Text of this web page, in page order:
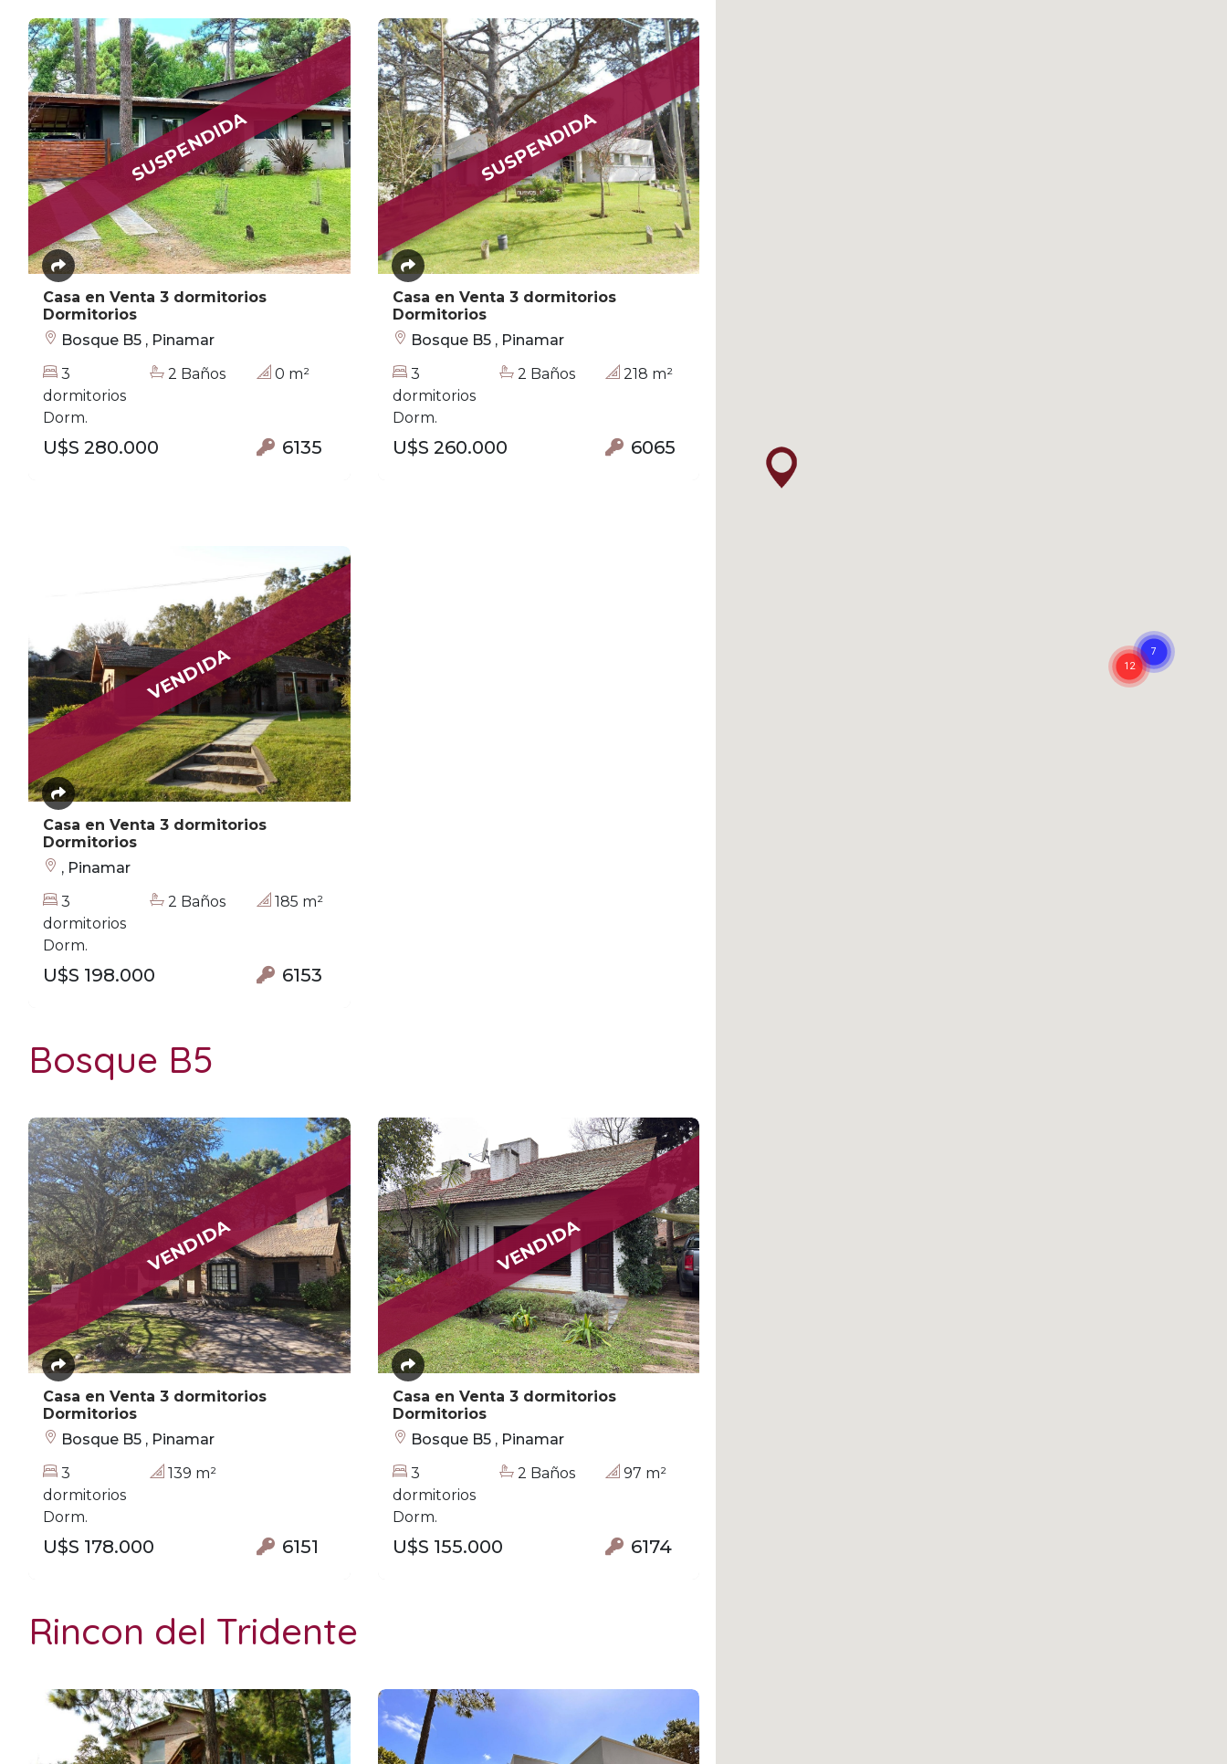
SUSPENDIDA
Casa en Venta 3 dormitorios
Dormitorios
Bosque B5 , Pinamar
3
dormitorios
Dorm.
2 Baños 0 m²
U$S 280.000 6135
SUSPENDIDA
Casa en Venta 3 dormitorios
Dormitorios
Bosque B5 , Pinamar
3
dormitorios
Dorm.
2 Baños 218 m²
U$S 260.000 6065
VENDIDA
Casa en Venta 3 dormitorios
Dormitorios
, Pinamar
3
dormitorios
Dorm.
2 Baños 185 m²
U$S 198.000 6153
Bosque B5
VENDIDA
Casa en Venta 3 dormitorios
Dormitorios
Bosque B5 , Pinamar
3
dormitorios
Dorm.
139 m²
U$S 178.000 6151
VENDIDA
Casa en Venta 3 dormitorios
Dormitorios
Bosque B5 , Pinamar
3
dormitorios
Dorm.
2 Baños 97 m²
U$S 155.000 6174
Rincon del Tridente